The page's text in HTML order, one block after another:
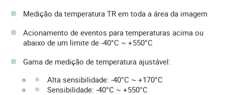
Medição da temperatura TR em toda a área da imagem
Acionamento de eventos para temperaturas acima ou
abaixo de um limite de -40°C ~ +550°C
Gama de medição de temperatura ajustável:
Alta sensibilidade: -40°C ~ +170°C
Sensibilidade: -40°C ~ +550°C